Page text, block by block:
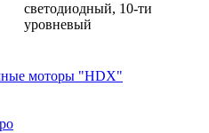
светодиодный, 10-ти
уровневый
моторы "HDX"